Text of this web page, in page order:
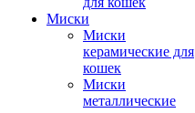
Миски
Миски
керамические для
кошек
Миски
металлические